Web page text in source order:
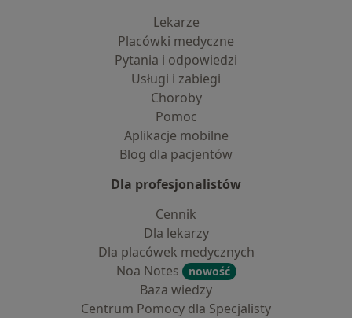
Lekarze
Placówki medyczne
Pytania i odpowiedzi
Usługi i zabiegi
Choroby
Pomoc
Aplikacje mobilne
Blog dla pacjentów
Dla profesjonalistów
Cennik
Dla lekarzy
Dla placówek medycznych
Noa Notes
nowość
Baza wiedzy
Centrum Pomocy dla Specjalisty